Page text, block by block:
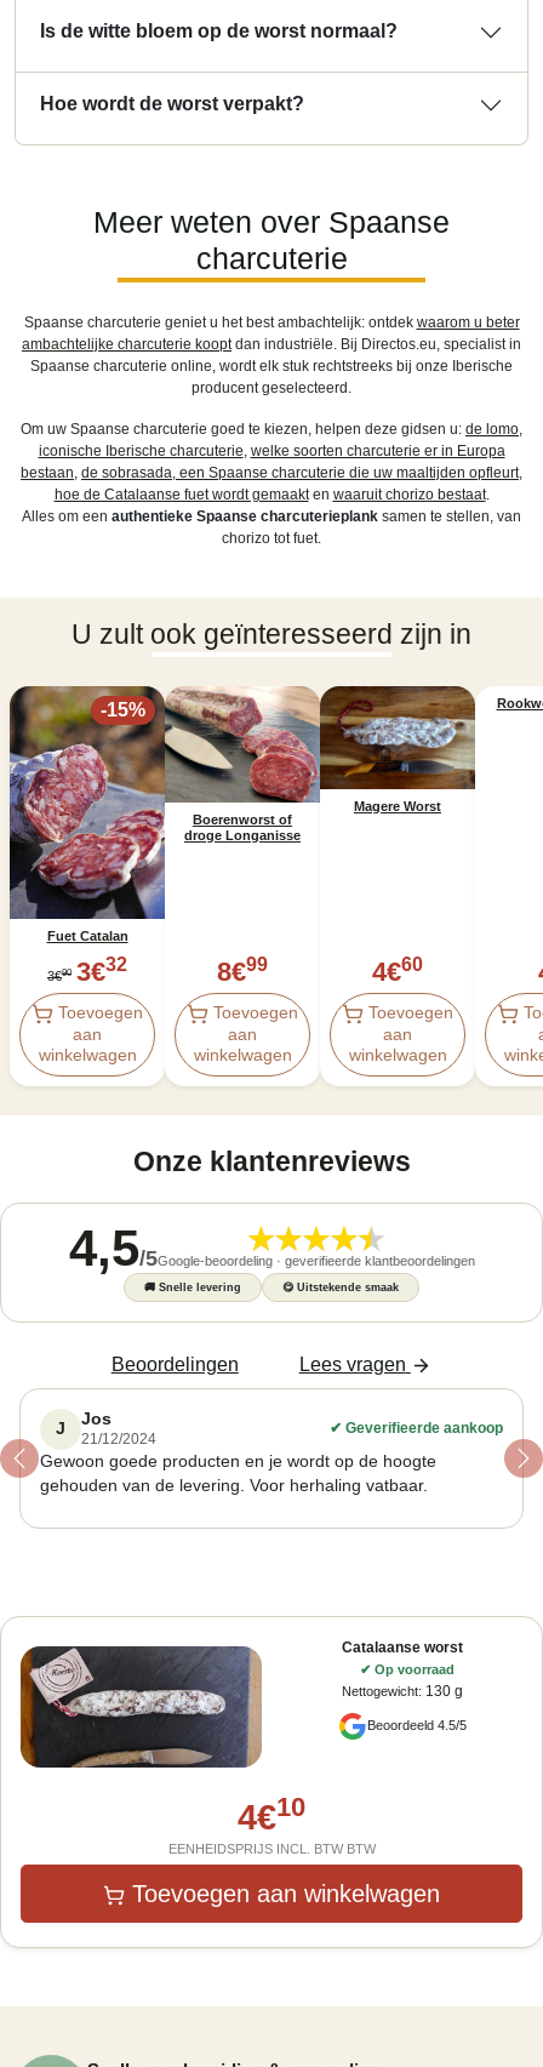
Is de witte bloem op de worst normaal?
Hoe wordt de worst verpakt?
Meer weten over Spaanse
charcuterie
Spaanse charcuterie geniet u het best ambachtelijk: ontdek waarom u beter
ambachtelijke charcuterie kooptdan industriële. Bij Directos.eu, specialist in
Spaanse charcuterie online, wordt elk stuk rechtstreeks bij onze Iberische
producent geselecteerd.
Om uw Spaanse charcuterie goed te kiezen, helpen deze gidsen u: de lomo,
iconische Iberische charcuterie, welke soorten charcuterie er in Europa
bestaan, de sobrasada, een Spaanse charcuterie die uw maaltijden opfleurt,
hoe de Catalaanse fuet wordt gemaakten waaruit chorizo bestaat.
Alles om een authentieke Spaanse charcuterieplank samen te stellen, van
chorizo tot fuet.
U zult ook geïnteresseerd zijn in
-15%
Fuet Catalan
3€90 3€32
Toevoegen
aan
winkelwagen
Boerenworst of
droge Longanisse
8€99
Toevoegen
aan
winkelwagen
Magere Worst
4€60
Toevoegen
aan
winkelwagen
Onze klantenreviews
4,5/5Google-beoordeling · geverifieerde klantbeoordelingen
🚚 Snelle levering 😋Uitstekende smaak
Beoordelingen Lees vragen
J
Jos
21/12/2024
✔ Geverifieerde aankoop
Gewoon goede producten en je wordt op de hoogte
gehouden van de levering. Voor herhaling vatbaar.
Previous
Catalaanse worst
✔ Op voorraad
Nettogewicht: 130 g
Beoordeeld 4.5/5
4€10
EENHEIDSPRIJS INCL. BTW BTW
Toevoegen aan winkelwagen